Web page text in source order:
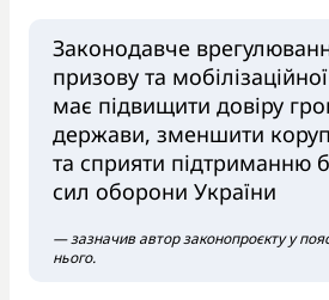
Законодавче
призову та
має підвищити довіру
держави, зменшити
та сприяти підтриманню
сил оборони України
— зазначив автор законопроєкту у
нього.